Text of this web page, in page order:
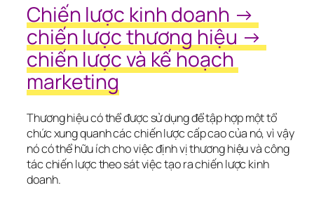
Chiến lược kinh doanh →
chiến lược thương hiệu →
chiến lược và kế hoạch
marketing
Thương hiệu có thể được sử dụng để tập hợp một tổ
chức xung quanh các chiến lược cấp cao của nó, vì vậy
nó có thể hữu ích cho việc định vị thương hiệu và công
tác chiến lược theo sát việc tạo ra chiến lược kinh
doanh.